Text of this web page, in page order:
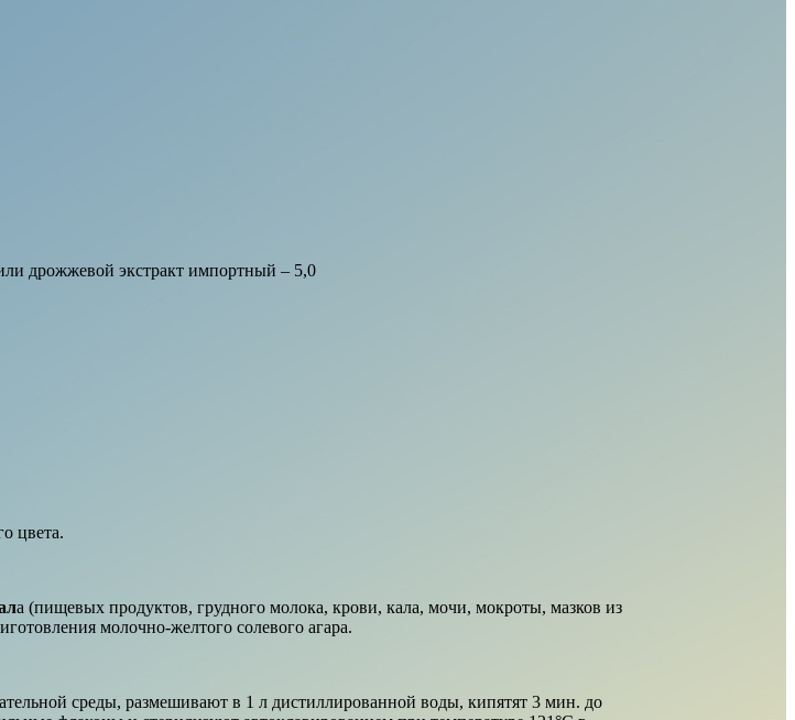
дрожжевой экстракт импортный – 5,0
цвета.
а (пищевых продуктов, грудного молока, крови, кала, мочи, мокроты, мазков из
молочно-желтого солевого агара.
среды, размешивают в 1 л дистиллированной воды, кипятят 3 мин. до